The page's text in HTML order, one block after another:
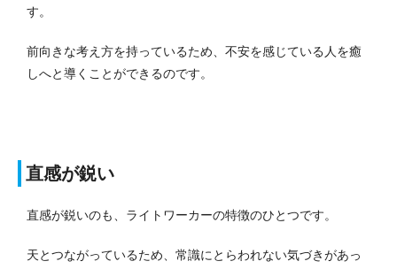
す。
前向きな考え方を持っているため、不安を感じている人を癒
しへと導くことができるのです。
直感が鋭い
直感が鋭いのも、ライトワーカーの特徴のひとつです。
天とつながっているため、常識にとらわれない気づきがあっ